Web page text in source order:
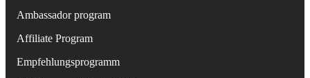
Ambassador program
Affiliate Program
Empfehlungsprogramm